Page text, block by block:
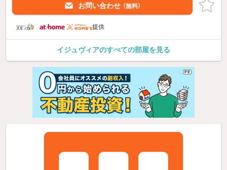
お問い合わせ （無料）
提供
イジュヴィアのすべての部屋を見る